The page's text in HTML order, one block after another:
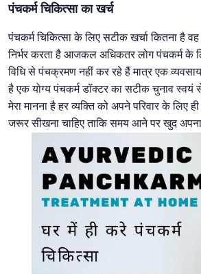
पंचकर्म चिकित्सा का खर्च
पंचकर्म चिकित्सा के लिए सटीक खर्चा कितना है
निर्भर करता है आजकल अधिकतर लोग पंचकर्म के
विधि से पंचक्रमण नहीं कर रहे हैं मात्र एक
है एक योग्य पंचकर्म डॉक्टर का सटीक चुनाव स्वयं
मेरा मानना है हर व्यक्ति को अपने परिवार के लिए
जरूर सीखना चाहिए ताकि समय आने पर खुद